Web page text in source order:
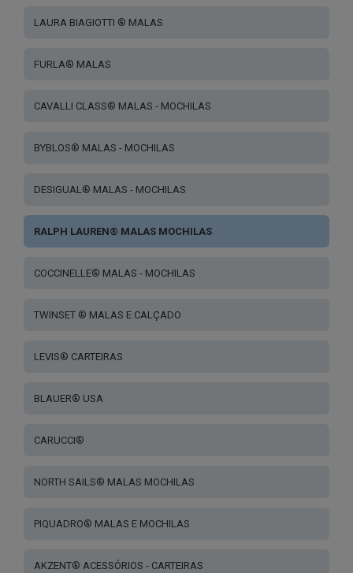
LAURA BIAGIOTTI ® MALAS
FURLA® MALAS
CAVALLI CLASS® MALAS - MOCHILAS
BYBLOS® MALAS - MOCHILAS
DESIGUAL® MALAS - MOCHILAS
RALPH LAUREN® MALAS MOCHILAS
COCCINELLE® MALAS - MOCHILAS
TWINSET ® MALAS E CALÇADO
LEVIS® CARTEIRAS
BLAUER® USA
CARUCCI®
NORTH SAILS® MALAS MOCHILAS
PIQUADRO® MALAS E MOCHILAS
AKZENT® ACESSÓRIOS - CARTEIRAS